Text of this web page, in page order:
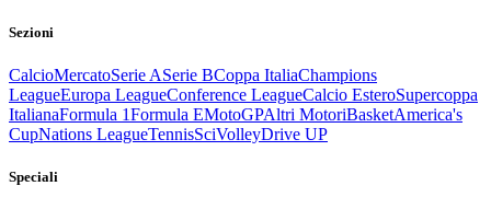
Sezioni
CalcioMercatoSerie ASerie BCoppa ItaliaChampions
LeagueEuropa LeagueConference LeagueCalcio EsteroSupercoppa
ItalianaFormula 1Formula EMotoGPAltri MotoriBasketAmerica's
CupNations LeagueTennisSciVolleyDrive UP
Speciali